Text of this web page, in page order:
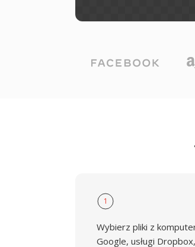
1
Wybierz pliki z
Google, usługi